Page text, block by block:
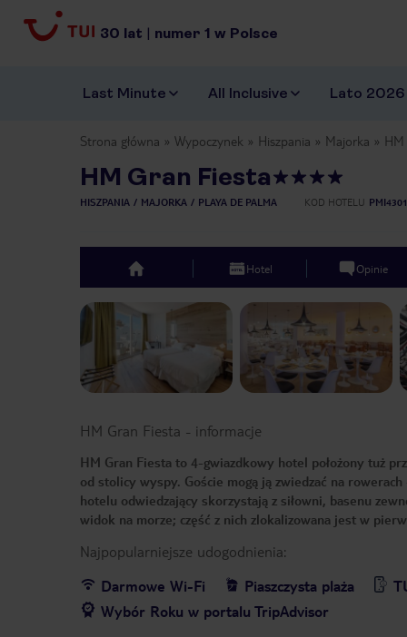
30 lat | numer 1 w Polsce
Last Minute All Inclusive Lato 2026
Strona główna Wypoczynek Hiszpania Majorka
HM Gran Fiesta
HISZPANIA MAJORKA PLAYA DE PALMA KOD HOTELU
top Hotel Opinie
Previous slide
HM Gran Fiesta - informacje
HM Gran Fiesta to 4-gwiazdkowy hotel położony tuż
od stolicy wyspy. Goście mogą ją zwiedzać na
hotelu odwiedzający skorzystają z siłowni, basenu
widok na morze; część z nich zlokalizowana jest w
Najpopularniejsze udogodnienia:
Darmowe Wi-Fi
Piaszczysta plaża
Wybór Roku w portalu TripAdvisor